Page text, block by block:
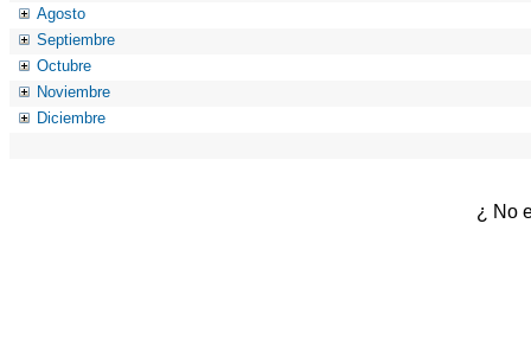
Agosto
Septiembre
Octubre
Noviembre
Diciembre
¿ No